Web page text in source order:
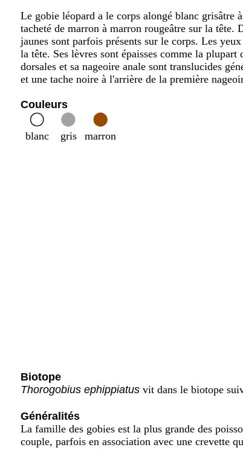
Le gobie léopard a le corps alongé blanc grisâtre
tacheté de marron à marron rougeâtre sur la tête.
jaunes sont parfois présents sur le corps. Les
la tête. Ses lèvres sont épaisses comme la plupart
dorsales et sa nageoire anale sont translucides
et une tache noire à l'arrière de la première
Couleurs
blanc gris marron
Biotope
Thorogobius ephippiatus vit dans le biotope
Généralités
La famille des gobies est la plus grande des
couple, parfois en association avec une crevette